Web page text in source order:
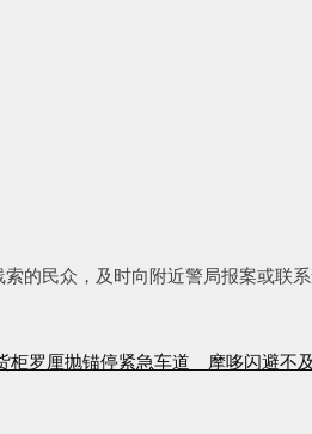
的民众，及时向附近警局报案或联
柜罗厘抛锚停紧急车道 摩哆闪避不